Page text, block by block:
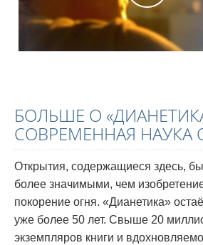
БОЛЬШЕ О
СОВРЕМЕННАЯ НАУКА
Открытия, содержащиеся здесь,
более значимыми, чем
покорение огня. «Дианетика»
уже более 50 лет. Свыше 20
экземпляров книги и